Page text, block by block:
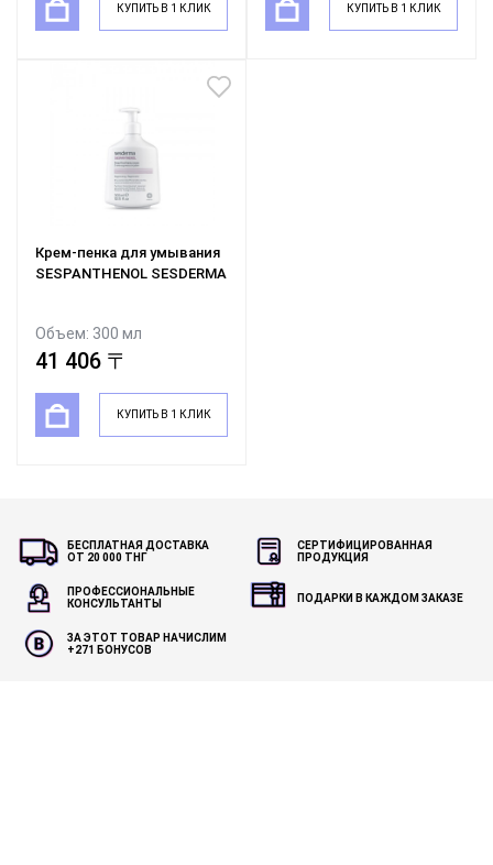
КУПИТЬ В 1 КЛИК КУПИТЬ В 1 КЛИК
Крем-пенка для умывания
SESPANTHENOL SESDERMA
Объем: 300 мл
41 406 〒
КУПИТЬ В 1 КЛИК
БЕСПЛАТНАЯ ДОСТАВКА
ОТ 20 000 ТНГ
СЕРТИФИЦИРОВАННАЯ
ПРОДУКЦИЯ
ПРОФЕССИОНАЛЬНЫЕ
КОНСУЛЬТАНТЫ
ПОДАРКИ В КАЖДОМ ЗАКАЗЕ
ЗА ЭТОТ ТОВАР НАЧИСЛИМ
+271 БОНУСОВ